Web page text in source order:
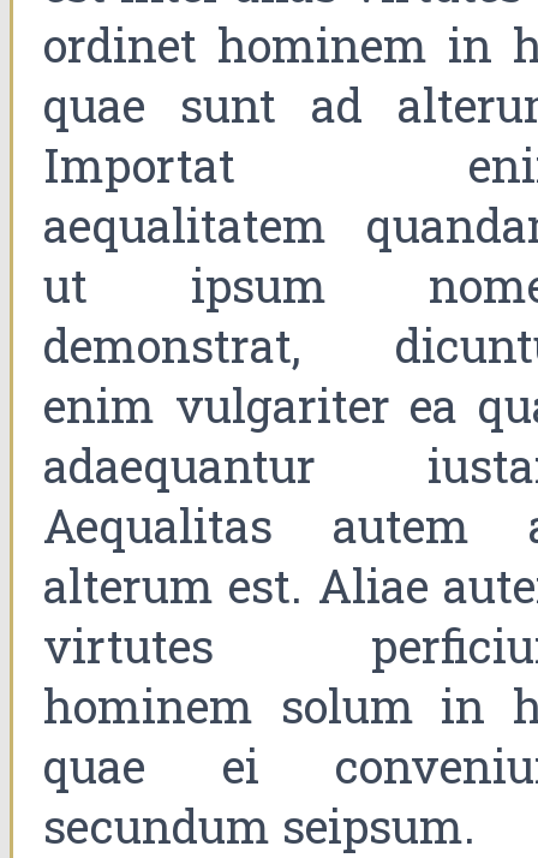
ordinet hominem in
quae sunt ad
Importat
aequalitatem
ut ipsum
demonstrat,
enim vulgariter ea
adaequantur
Aequalitas autem
alterum est. Aliae
virtutes
hominem solum in
quae ei
secundum seipsum.